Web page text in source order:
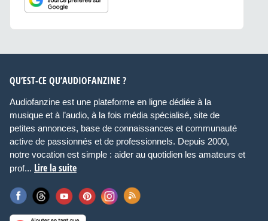
QU’EST-CE QU’AUDIOFANZINE ?
Audiofanzine est une plateforme en ligne dédiée à la
musique et à l’audio, à la fois média spécialisé, site de
petites annonces, base de connaissances et communauté
active de passionnés et de professionnels. Depuis 2000,
notre vocation est simple : aider au quotidien les amateurs et
prof... Lire la suite